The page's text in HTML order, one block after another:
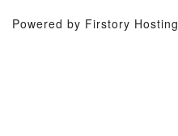
Powered by Firstory Hosting